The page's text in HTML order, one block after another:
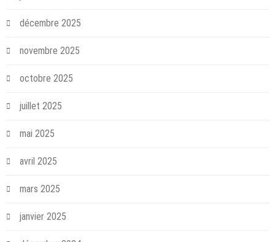
décembre 2025
novembre 2025
octobre 2025
juillet 2025
mai 2025
avril 2025
mars 2025
janvier 2025